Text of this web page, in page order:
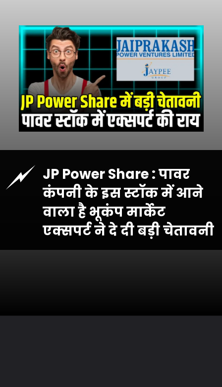
JP Power Share : पावर
कंपनी के इस स्टॉक में आने
वाला है भूकंप मार्केट
एक्सपर्ट ने दे दी बड़ी चेतावनी